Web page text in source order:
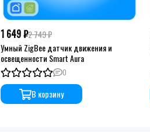
1 649 ₽2 749 ₽
Умный ZigBee датчик движения и
освещенности Smart Aura
0
В корзину